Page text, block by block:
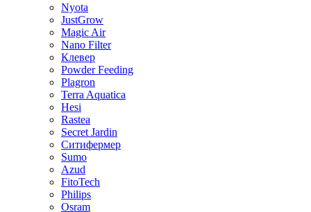
Nyota
JustGrow
Magic Air
Nano Filter
Клевер
Powder Feeding
Plagron
Terra Aquatica
Hesi
Rastea
Secret Jardin
Ситифермер
Sumo
Azud
FitoTech
Philips
Osram